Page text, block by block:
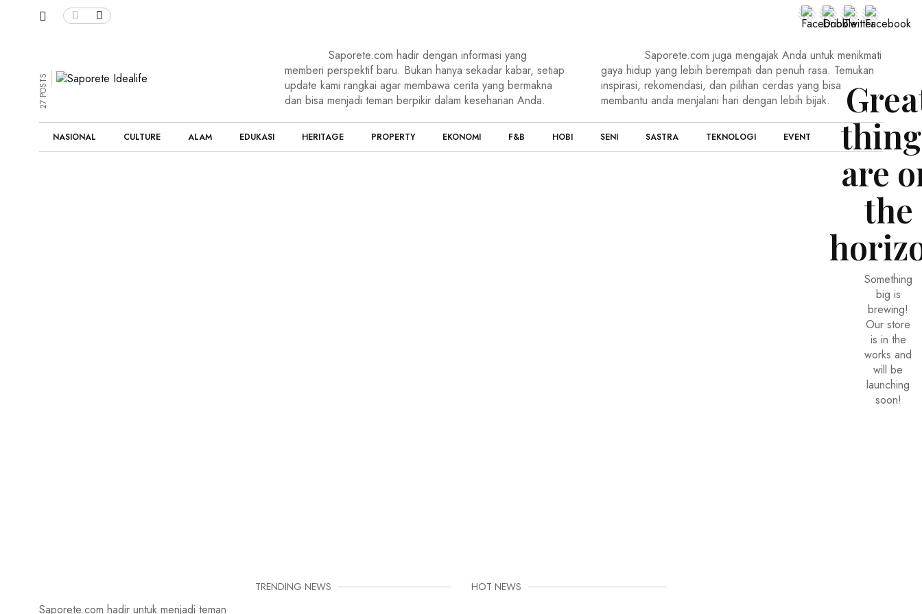
27 POSTS
Saporete.com hadir dengan informasi yang
memberi perspektif baru. Bukan hanya sekadar kabar, setiap
update kami rangkai agar membawa cerita yang bermakna
dan bisa menjadi teman berpikir dalam keseharian Anda.
Saporete.com juga mengajak Anda untuk menikmati
gaya hidup yang lebih berempati dan penuh rasa. Temukan
inspirasi, rekomendasi, dan pilihan cerdas yang bisa
membantu anda menjalani hari dengan lebih bijak.
NASIONAL CULTURE ALAM EDUKASI HERITAGE PROPERTY EKONOMI F&B HOBI SENI SASTRA TEKNOLOGI EVENT
are
the
Something
big is
brewing!
Our store
is in the
works and
will be
launching
soon!
Saporete.com hadir untuk menjadi teman
TRENDING NEWS HOT NEWS